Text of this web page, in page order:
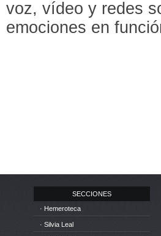
voz, vídeo y redes
emociones en
SECCIONES
· Hemeroteca
· Silvia Leal